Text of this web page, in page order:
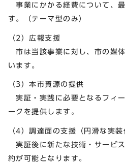
事業にかかる経費について、
す。（テーマ型のみ）
（2）広報支援
市は当該事業に対し、市の媒
います。
（3）本市資源の提供
実証・実践に必要となるフィ
ークを提供します。
（4）調達面の支援（円滑な実装
実証後に新たな技術・サービ
約が可能となります。